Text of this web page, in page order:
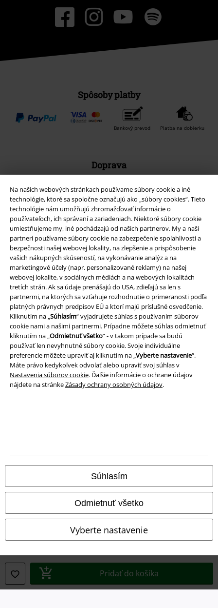
Na našich webových stránkach používame súbory cookie a iné
technológie, ktoré sa spoločne označujú ako „súbory cookies“. Tieto
technológie nám umožňujú zhromažďovať informácie o
používateľoch, ich správaní a zariadeniach. Niektoré súbory cookie
umiestňujeme my, iné pochádzajú od našich partnerov. My a naši
partneri používame súbory cookie na zabezpečenie spoľahlivosti a
bezpečnosti našej webovej lokality, na zlepšenie a prispôsobenie
vašich nákupných skúseností, na vykonávanie analýz a na
marketingové účely (napr. personalizované reklamy) na našej
webovej lokalite, v sociálnych médiách a na webových lokalitách
tretích strán. Ak sa údaje prenášajú do USA, zdieľajú sa len s
partnermi, na ktorých sa vzťahuje rozhodnutie o primeranosti podľa
platných právnych predpisov EÚ a ktorí majú príslušné osvedčenie.
Kliknutím na „Súhlasím“ vyjadrujete súhlas s používaním súborov
cookie nami a našimi partnermi. Prípadne môžete súhlas odmietnuť
kliknutím na „Odmietnuť všetko“ - v takom prípade sa budú
používať len nevyhnutné súbory cookie. Svoje individuálne
preferencie môžete upraviť aj kliknutím na „Vyberte nastavenie“.
Máte právo kedykoľvek odvolať alebo upraviť svoj súhlas v
Nastavenia súborov cookie. Ďalšie informácie o ochrane údajov
nájdete na stránkeZásady ochrany osobných údajov.
Súhlasím
Odmietnuť všetko
Vyberte nastavenie
Pridať do košíka
Spôsoby platby
Bankový prevod Platba na dobierku
Doprava
Nová aplikácia EMP
Stiahnite si novú EMP aplikáciu zdarma a využite všetky nové
funkcie a výhody!
A Warner Music Group Company
Právne informácie
Podmienky
Imprint
Ochrana osobných údajov
Likvidácia odpadu a ochrana životného prostredia
Vyhlásenie o zhode
Informácie o prístupnosti